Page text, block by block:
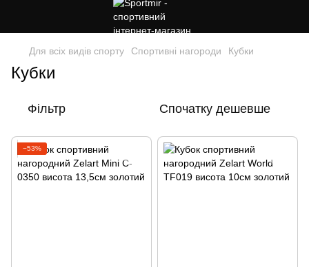
Для всіх видів спорту Спортивні нагороди Кубки
Кубки
Фільтр Спочатку дешевше
−53%